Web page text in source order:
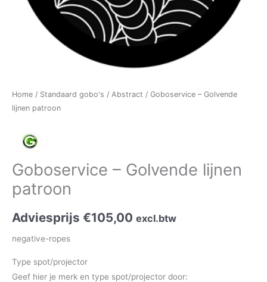
Home / Standaard gobo's / Abstract / Goboservice – Golvende
lijnen patroon
Goboservice – Golvende lijnen
patroon
Adviesprijs €105,00 excl.btw
negative-ropes
Type spot/projector
Geef hier je merk en type spot/projector door: